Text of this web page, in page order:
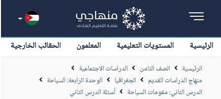
الرئيسية المستويات التعليمية المعلمون الحقائب الخارجية
الرئيسية الصف الثامن
الدراسات الاجتماعية
منهاج الدراسات القديم
الجغرافيا
الوحدة الرابعة: السياحة
الدرس الثاني: مقومات السياحة
أسئلة الدرس الثاني